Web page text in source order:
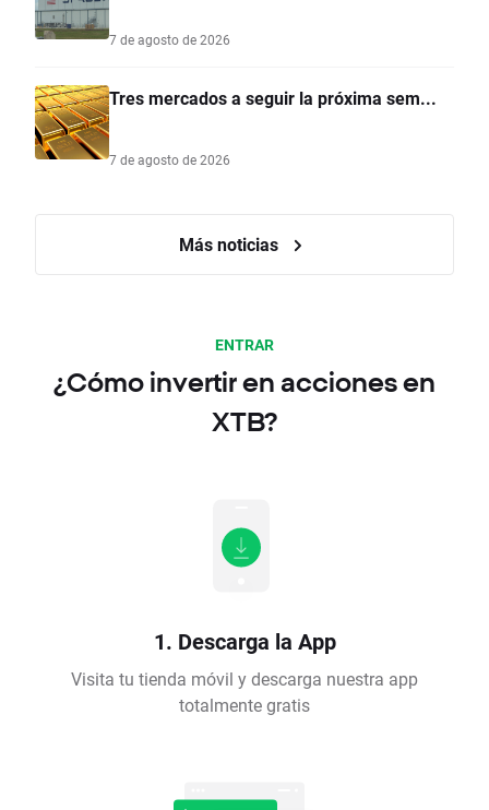
7 de agosto de 2026
Tres mercados a seguir la próxima sem...
7 de agosto de 2026
Más noticias
ENTRAR
¿Cómo invertir en acciones en
XTB?
1. Descarga la App
Visita tu tienda móvil y descarga nuestra app
totalmente gratis